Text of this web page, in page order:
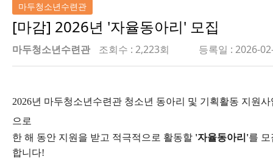
마두청소년수련관
[마감] 2026년 '자율동아리' 모집
마두청소년수련관 조회수 : 2,223회 등록일 : 2026-
2026년 마두청소년수련관 청소년 동아리 및 기획활동 지원사
으로
한 해 동안 지원을 받고 적극적으로 활동할 '자율동아리'를 모
합니다!